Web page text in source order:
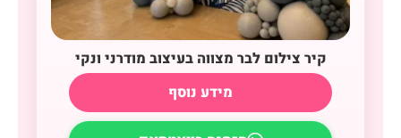
קיר צילום לבר מצווה בעיצוב מודרני ונקי
מידע נוסף